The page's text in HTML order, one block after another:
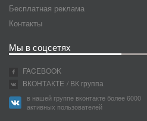
Бесплатная реклама
Контакты
Мы в соцсетях
FACEBOOK
ВКОНТАКТЕ / ВК группа
в нашей группе вконтакте более 6000
активных пользователей